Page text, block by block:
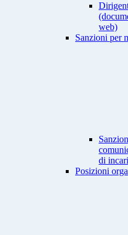
web)
Sanzioni per
di
Posizioni